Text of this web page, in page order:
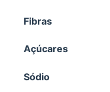
Fibras
Açúcares
Sódio